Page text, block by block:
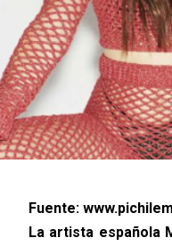
Fuente:
La artista española